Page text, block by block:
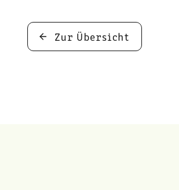
Zur Übersicht